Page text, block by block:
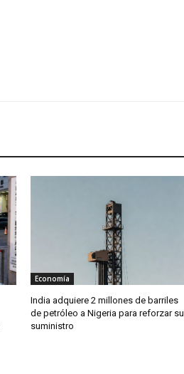
Economía
India adquiere 2 millones de barriles
de petróleo a Nigeria para reforzar su
suministro